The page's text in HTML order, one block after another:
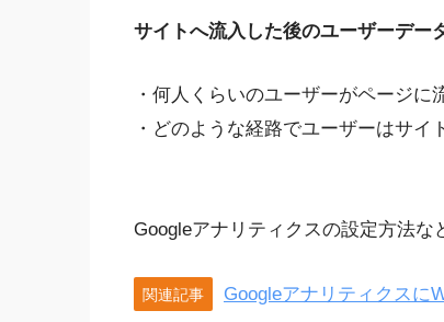
サイトへ流入した後のユーザーデー
・何人くらいのユーザーがページに
・どのような経路でユーザーはサイ
Googleアナリティクスの設定方法な
関連記事 Googleアナリティクスに